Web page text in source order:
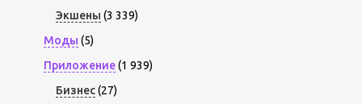
Экшены (3 339)
Моды (5)
Приложение(1 939)
Бизнес(27)